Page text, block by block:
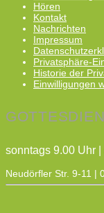
Hören
Kontakt
Nachrichten
Impressum
Privatsphäre-
Historie der
Einwilligungen
sonntags 9.00 Uhr
Neudörfler Str. 9-11 |